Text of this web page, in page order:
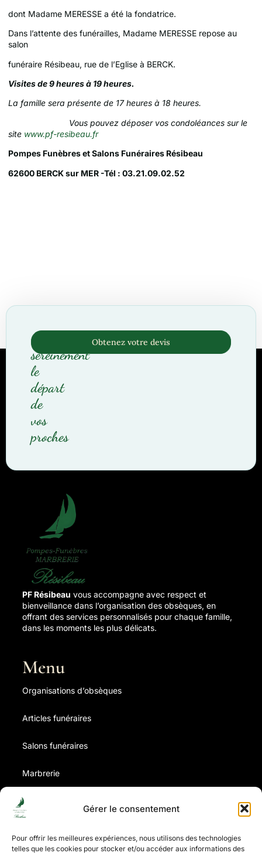
Gérer le consentement
Pour offrir les meilleures expériences, nous utilisons des technologies
telles que les cookies pour stocker et/ou accéder aux informations des
dont Madame MERESSE a été la fondatrice.
Dans l’attente des funérailles, Madame MERESSE repose au
salon
funéraire Résibeau, rue de l’Eglise à BERCK.
Visites de 9 heures à 19 heures.
La famille sera présente de 17 heures à 18 heures.
Vous pouvez déposer vos condoléances sur le
site www.pf-resibeau.fr
Pompes Funèbres et Salons Funéraires Résibeau
62600 BERCK sur MER -Tél : 03.21.09.02.52
Organisez
sereinement
le
départ
de
vos
proches
Obtenez votre devis
PF Résibeau vous accompagne avec respect et
bienveillance dans l’organisation des obsèques, en
offrant des services personnalisés pour chaque famille,
dans les moments les plus délicats.
Menu
Organisations d’obsèques
Articles funéraires
Salons funéraires
Marbrerie
Contrat d’obsèques